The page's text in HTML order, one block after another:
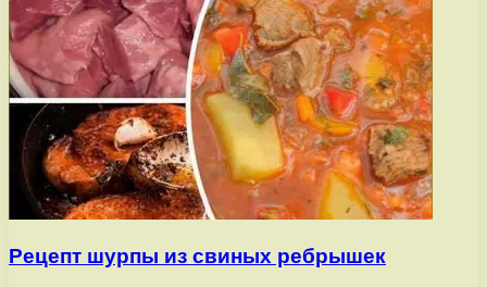
Рецепт шурпы из свиных ребрышек